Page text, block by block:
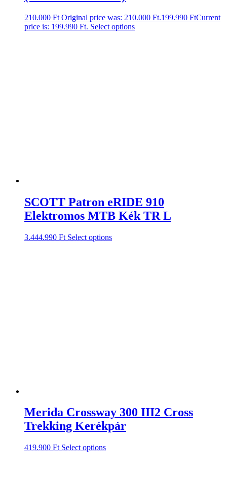
210.000Ft Original price was: 210.000 Ft.199.990 FtCurrent
price is: 199.990 Ft. Select options
SCOTT Patron eRIDE 910
Elektromos MTB Kék TR L
3.444.990 Ft Select options
Merida Crossway 300 III2 Cross
Trekking Kerékpár
419.900 Ft Select options